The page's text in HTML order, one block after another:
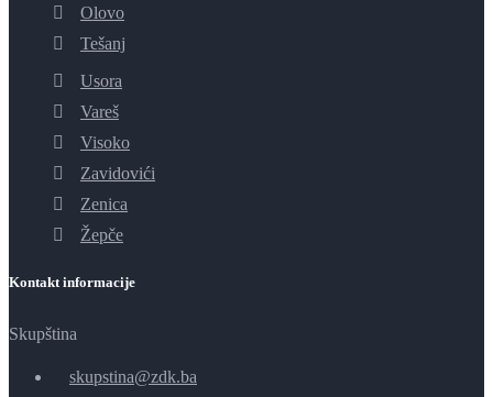
Olovo
Tešanj
Usora
Vareš
Visoko
Zavidovići
Zenica
Žepče
Kontakt informacije
Skupština
skupstina@zdk.ba